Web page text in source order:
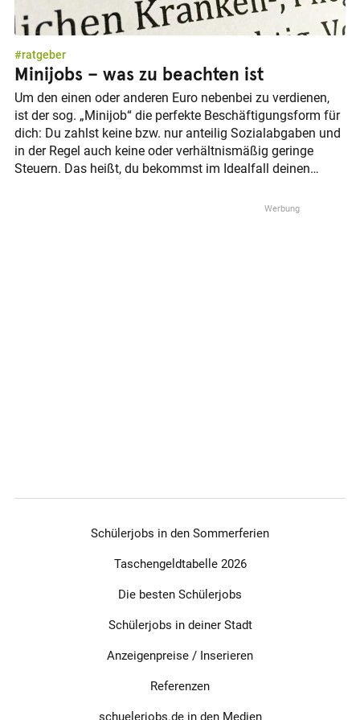
#ratgeber
Minijobs – was zu beachten ist
Um den einen oder anderen Euro nebenbei zu verdienen,
ist der sog. „Minijob“ die perfekte Beschäftigungsform für
dich: Du zahlst keine bzw. nur anteilig Sozialabgaben und
in der Regel auch keine oder verhältnismäßig geringe
Steuern. Das heißt, du bekommst im Idealfall deinen
Schülerjobs in den Sommerferien
Taschengeldtabelle 2026
Die besten Schülerjobs
Schülerjobs in deiner Stadt
Anzeigenpreise / Inserieren
Referenzen
schuelerjobs.de in den Medien